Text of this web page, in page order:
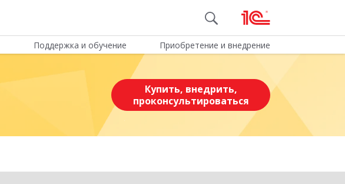
Поддержка и обучение Приобретение и внедрение
Купить, внедрить,
проконсультироваться